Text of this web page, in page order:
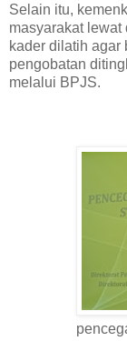
Selain itu,
masyarakat
kader dilatih agar
pengobatan
melalui BPJS.